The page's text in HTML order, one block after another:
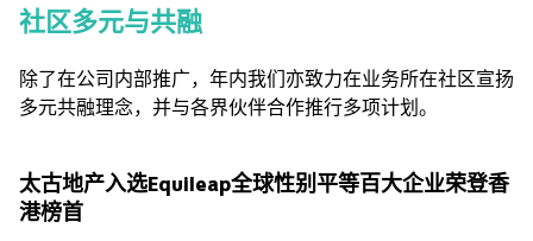
社区多元与共融
除了在公司内部推广，年内我们亦致力在业务所在社区宣扬
多元共融理念，并与各界伙伴合作推行多项计划。
太古地产入选Equileap全球性别平等百大企业荣登香
港榜首